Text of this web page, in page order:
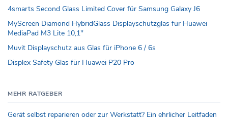
4smarts Second Glass Limited Cover für Samsung Galaxy J6
MyScreen Diamond HybridGlass Displayschutzglas für Huawei
MediaPad M3 Lite 10,1''
Muvit Displayschutz aus Glas für iPhone 6 / 6s
Displex Safety Glas für Huawei P20 Pro
MEHR RATGEBER
Gerät selbst reparieren oder zur Werkstatt? Ein ehrlicher Leitfaden